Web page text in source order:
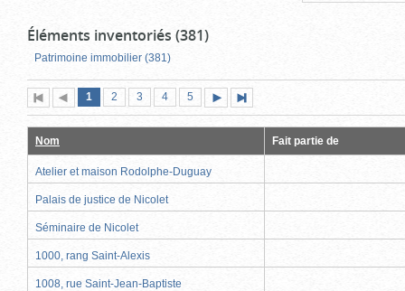
Éléments inventoriés (381)
Patrimoine immobilier (381)
Première
page
Page
précédente
Page
1 (page
actuelle)
Page
2 Page
3 Page
4 Page
5
suivante
page
Nom Fait partie de
Atelier et maison Rodolphe-Duguay
Palais de justice de Nicolet
Séminaire de Nicolet
1000, rang Saint-Alexis
1008, rue Saint-Jean-Baptiste